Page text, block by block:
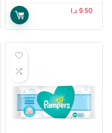
9.50 د.ا